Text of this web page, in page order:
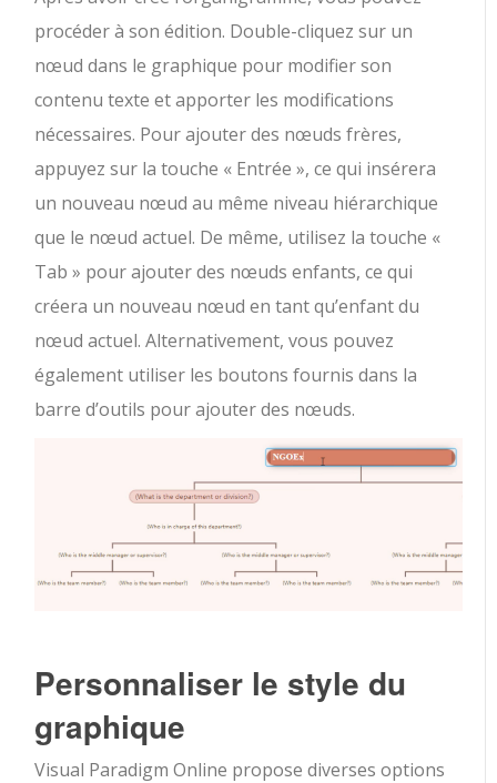
procéder à son édition. Double-cliquez sur un
nœud dans le graphique pour modifier son
contenu texte et apporter les modifications
nécessaires. Pour ajouter des nœuds frères,
appuyez sur la touche « Entrée », ce qui insérera
un nouveau nœud au même niveau hiérarchique
que le nœud actuel. De même, utilisez la touche «
Tab » pour ajouter des nœuds enfants, ce qui
créera un nouveau nœud en tant qu’enfant du
nœud actuel. Alternativement, vous pouvez
également utiliser les boutons fournis dans la
barre d’outils pour ajouter des nœuds.
Personnaliser le style du
graphique
Visual Paradigm Online propose diverses options